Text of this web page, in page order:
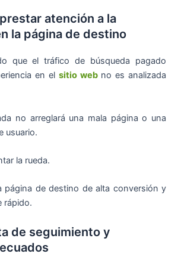
atención a la
la página de destino
que el tráfico de búsqueda pagado
en el sitio webno es analizada
no arreglará una mala página o una
usuario.
la rueda.
página de destino de alta conversión y
rápido.
de seguimiento y